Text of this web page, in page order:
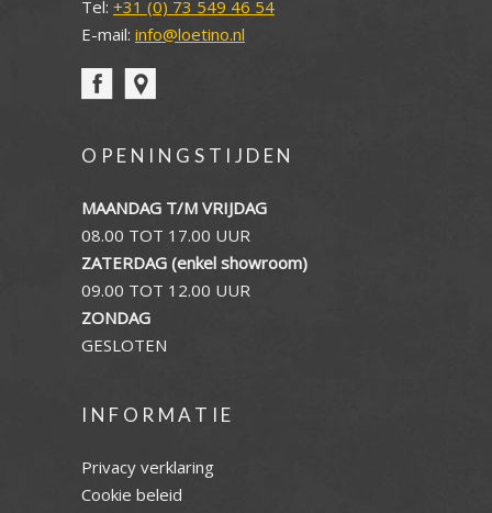
Tel: +31 (0) 73 549 46 54
E-mail: info@loetino.nl
OPENINGSTIJDEN
MAANDAG T/M VRIJDAG
08.00 TOT 17.00 UUR
ZATERDAG (enkel showroom)
09.00 TOT 12.00 UUR
ZONDAG
GESLOTEN
INFORMATIE
Privacy verklaring
Cookie beleid